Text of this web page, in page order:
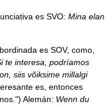
es SVO: Mina elan
es SOV, como,
te interesa, podríamos
siis võiksime millalgi
es, entonces
Alemán: Wenn du